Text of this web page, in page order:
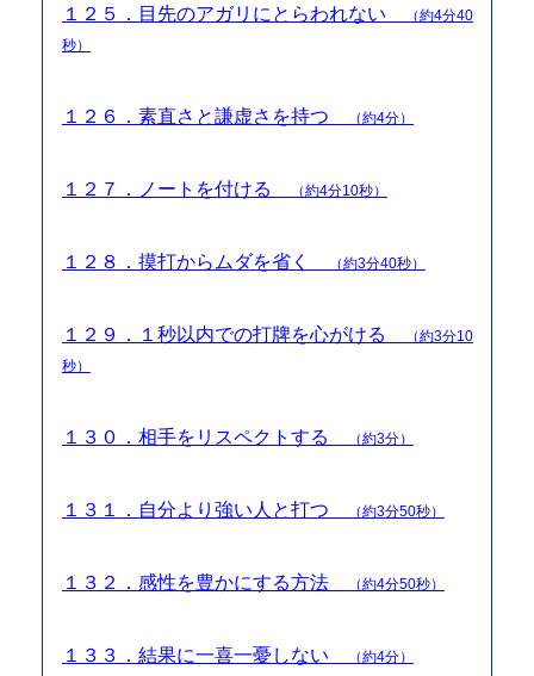
１２５．目先のアガリにとらわれない
（約4分40
秒）
１２６．素直さと謙虚さを持つ （約4分）
１２７．ノートを付ける （約4分10秒）
１２８．摸打からムダを省く （約3分40秒）
１２９．１秒以内での打牌を心がける
（約3分10
秒）
１３０．相手をリスペクトする （約3分）
１３１．自分より強い人と打つ （約3分50秒）
１３２．感性を豊かにする方法 （約4分50秒）
１３３．結果に一喜一憂しない （約4分）